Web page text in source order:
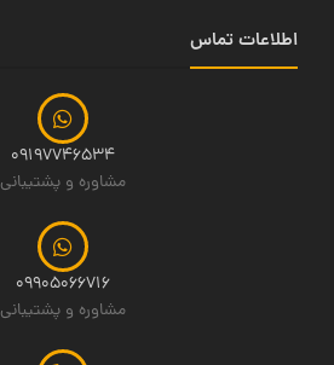
اطلاعات تماس
09197746534
مشاوره و پشتیبانی
09905066716
مشاوره و پشتیبانی